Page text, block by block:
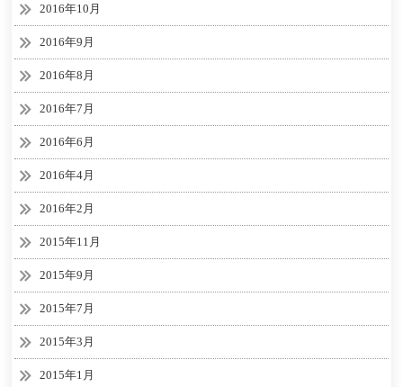
2016年10月
2016年9月
2016年8月
2016年7月
2016年6月
2016年4月
2016年2月
2015年11月
2015年9月
2015年7月
2015年3月
2015年1月